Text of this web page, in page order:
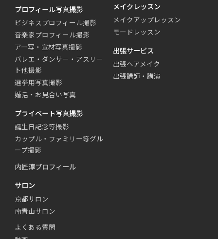
プロフィール写真撮影
ビジネスプロフィール撮影
音楽家プロフィール撮影
アー写・宣材写真撮影
バレエ・ダンサー・アスリー
ト他撮影
選挙用写真撮影
婚活・お見合い写真
プライベート写真撮影
誕生日記念等撮影
カップル・ファミリー等グル
ープ撮影
メイクレッスン
メイクアップレッスン
モードレッスン
出張サービス
出張ヘアメイク
出張講師・講演
内匠淳プロフィール
サロン
京都サロン
南青山サロン
よくある質問